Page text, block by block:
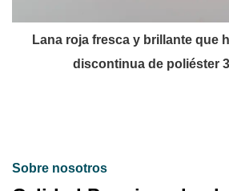
Lana roja fresca y brillante que
discontinua de poliéster
Sobre nosotros